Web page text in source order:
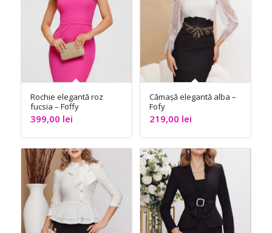
Rochie elegantă roz
fucsia – Foffy
399,00 lei
Cămașă elegantă alba –
Fofy
219,00 lei